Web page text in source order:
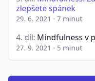
zlepšete spánek
29. 6. 2021 · 7 minut
4. díl: Mindfulness v
27. 9. 2021 · 5 minut